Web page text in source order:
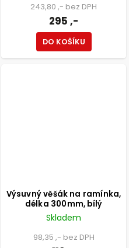
243,80 ,- bez DPH
295 ,-
DO KOŠÍKU
Výsuvný věšák na ramínka,
délka 300mm, bílý
Skladem
98,35 ,- bez DPH